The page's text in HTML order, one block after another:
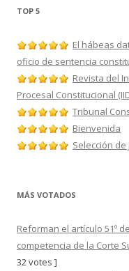
TOP 5
El hábeas
oficio de sentencia
Revista del
Procesal Constitucional
Tribunal
Bienvenida
Selección de
MÁS VOTADOS
Reforman el artículo 51º
competencia de la Corte
32 votes ]